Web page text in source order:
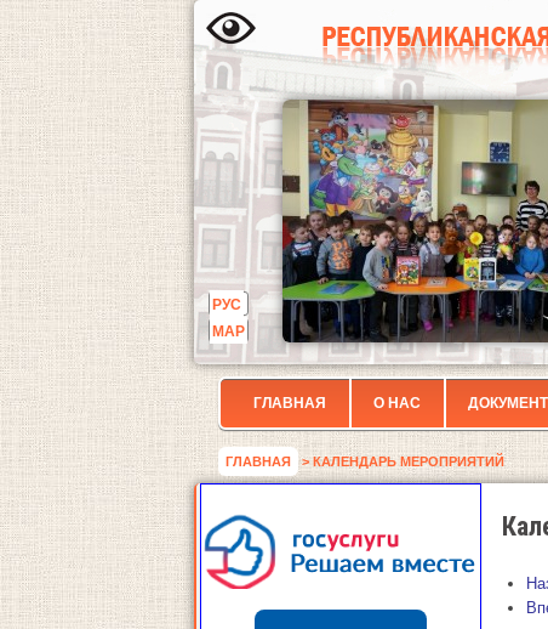
РУС
МАР
ГЛАВНАЯ О НАС
ГЛАВНАЯ > КАЛЕНДАРЬ МЕРОПРИЯТИЙ